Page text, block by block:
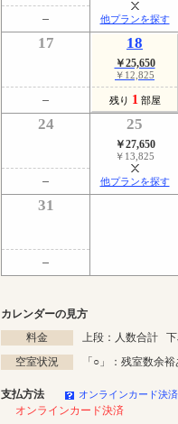
他プランを探す
17 18
￥25,650
￥12,825
残り 1 部屋
24 25
￥27,650
￥13,825
他プランを探す
31
カレンダーの見方
料金
上段：人数合計
空室状況
「○ 」：残室数
支払方法 オンラインカード決
オンラインカード決済